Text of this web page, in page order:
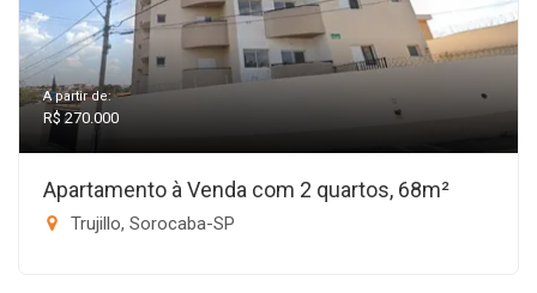
A partir de:
R$ 270.000
Apartamento à Venda com 2 quartos, 68m²
Trujillo, Sorocaba-SP